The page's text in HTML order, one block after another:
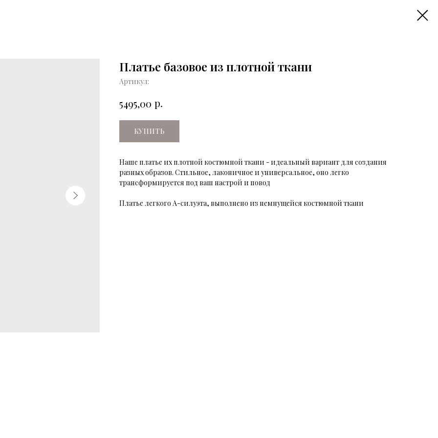
Платье базовое из плотной ткани
Артикул:
5495,00 р.
КУПИТЬ
Наше платье их плотной костюмной ткани - идеальный вариант для создания
разных образов. Стильное, лаконичное и универсальное, оно легко
трансформируется под ваш настрой и повод
Платье легкого А-силуэта, выполнено из немнущейся костюмной ткани